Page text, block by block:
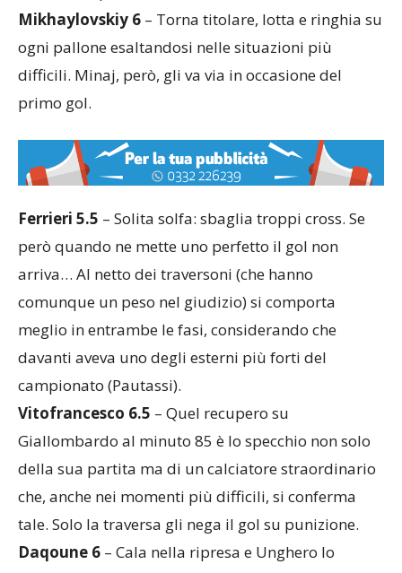
dell’ultimo periodo.
Mikhaylovskiy 6
– Torna titolare, lotta e ringhia su
ogni pallone esaltandosi nelle situazioni più
difficili. Minaj, però, gli va via in occasione del
primo gol.
Ferrieri 5.5– Solita solfa: sbaglia troppi cross. Se
però quando ne mette uno perfetto il gol non
arriva… Al netto dei traversoni (che hanno
comunque un peso nel giudizio) si comporta
meglio in entrambe le fasi, considerando che
davanti aveva uno degli esterni più forti del
campionato (Pautassi).
Vitofrancesco 6.5– Quel recupero su
Giallombardo al minuto 85 è lo specchio non solo
della sua partita ma di un calciatore straordinario
che, anche nei momenti più difficili, si conferma
tale. Solo la traversa gli nega il gol su punizione.